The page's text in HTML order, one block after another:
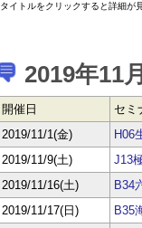
タイトルをクリックすると詳細が
2019年11
開催日
セミ
2019/11/1(金)
H06
2019/11/9(土)
J13
2019/11/16(土)
B34
2019/11/17(日)
B35